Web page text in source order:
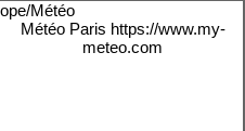
Météo Paris https://www.my-
meteo.com